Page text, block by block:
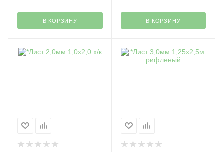
В КОРЗИНУ В КОРЗИНУ